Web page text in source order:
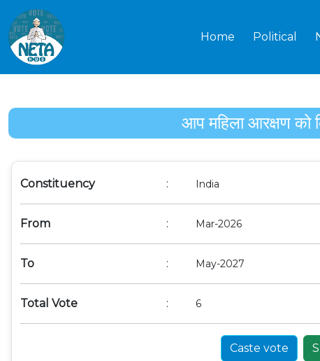
Home Political
आप महिला आरक्षण को
Constituency : India
From : Mar-2026
To : May-2027
Total Vote : 6
Caste vote